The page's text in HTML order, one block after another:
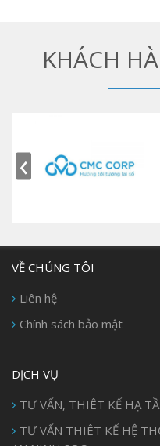
KHÁCH
‹
VỀ CHÚNG TÔI
Liên hệ
Chính sách bảo mật
DỊCH VỤ
TƯ VẤN, THIÊT KẾ HẠ
TƯ VẤN THIÊT KẾ HỆ